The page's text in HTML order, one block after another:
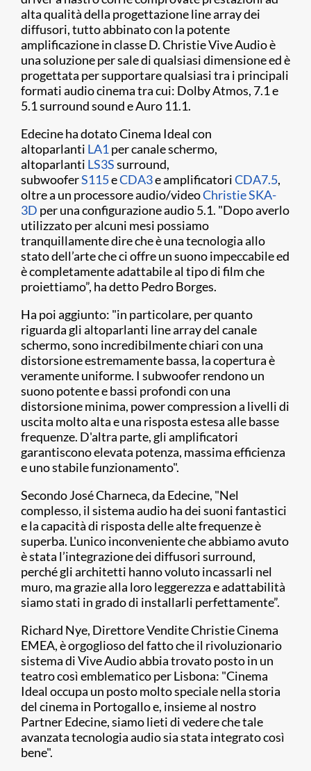
alta qualità della progettazione line array dei
diffusori, tutto abbinato con la potente
amplificazione in classe D. Christie Vive Audio è
una soluzione per sale di qualsiasi dimensione ed è
progettata per supportare qualsiasi tra i principali
formati audio cinema tra cui: Dolby Atmos, 7.1 e
5.1 surround sound e Auro 11.1.
Edecine ha dotato Cinema Ideal con
altoparlanti LA1 per canale schermo,
altoparlanti LS3Ssurround,
subwooferS115eCDA3e amplificatoriCDA7.5,
oltre a un processore audio/videoChristie SKA-
3D per una configurazione audio 5.1. "Dopo averlo
utilizzato per alcuni mesi possiamo
tranquillamente dire che è una tecnologia allo
stato dell’arte che ci offre un suono impeccabile ed
è completamente adattabile al tipo di film che
proiettiamo”, ha detto Pedro Borges.
Ha poi aggiunto: "in particolare, per quanto
riguarda gli altoparlanti line array del canale
schermo, sono incredibilmente chiari con una
distorsione estremamente bassa, la copertura è
veramente uniforme. I subwoofer rendono un
suono potente e bassi profondi con una
distorsione minima, power compression a livelli di
uscita molto alta e una risposta estesa alle basse
frequenze. D'altra parte, gli amplificatori
garantiscono elevata potenza, massima efficienza
e uno stabile funzionamento".
Secondo José Charneca, da Edecine, "Nel
complesso, il sistema audio ha dei suoni fantastici
e la capacità di risposta delle alte frequenze è
superba. L'unico inconveniente che abbiamo avuto
è stata l’integrazione dei diffusori surround,
perché gli architetti hanno voluto incassarli nel
muro, ma grazie alla loro leggerezza e adattabilità
siamo stati in grado di installarli perfettamente”.
Richard Nye, Direttore Vendite Christie Cinema
EMEA, è orgoglioso del fatto che il rivoluzionario
sistema di Vive Audio abbia trovato posto in un
teatro così emblematico per Lisbona: "Cinema
Ideal occupa un posto molto speciale nella storia
del cinema in Portogallo e, insieme al nostro
Partner Edecine, siamo lieti di vedere che tale
avanzata tecnologia audio sia stata integrato così
bene".